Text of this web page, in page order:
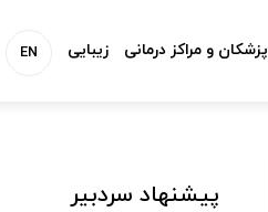
EN پزشکان و مراکز درمانی زیبایی
پیشنهاد سردبیر